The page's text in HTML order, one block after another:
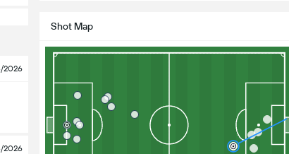
2026
2026
Shot Map